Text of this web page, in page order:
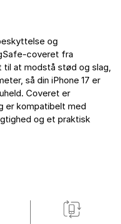
og
coveret fra
til at modstå stød og slag,
så din iPhone 17 er
Coveret er
er kompatibelt med
og et praktisk